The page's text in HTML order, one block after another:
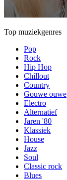
Top muziekgenres
Pop
Rock
Hip Hop
Chillout
Country
Gouwe ouwe
Electro
Alternatief
Jaren '80
Klassiek
House
Jazz
Soul
Classic rock
Blues